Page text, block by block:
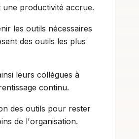
productivité accrue.
les outils nécessaires
des outils les plus
leurs collègues à
continu.
des outils pour rester
de l'organisation.